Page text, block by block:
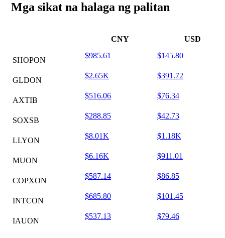
Mga sikat na halaga ng palitan
CNY USD
SHOPON
$985.61 $145.80
GLDON
$2.65K $391.72
AXTIB
$516.06 $76.34
SOXSB
$288.85 $42.73
LLYON
$8.01K $1.18K
MUON
$6.16K $911.01
COPXON
$587.14 $86.85
INTCON
$685.80 $101.45
IAUON
$537.13 $79.46